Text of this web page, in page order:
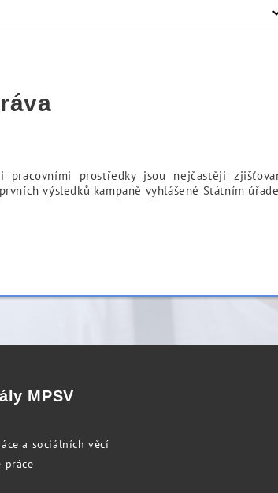
pracovními prostředky jsou nejčastěji
výsledků kampaně vyhlášené Státním
MPSV
a sociálních věcí
práce